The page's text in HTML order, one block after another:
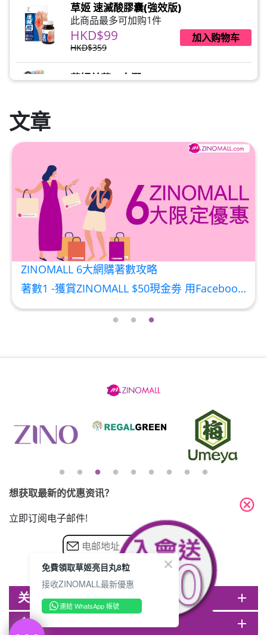
草姬 速滅酸膠囊(強效版)
此商品最多可加购1件
HKD$99
HKD$359
加入购物车
草姬益菌の白潤
HKD$369
男補精力丸5:1 (到期日2028年1月)
此商品最多可加购1件
HKD$169
HKD$449
理膚泉 無香大哥大防曬 50ml (2027年4
月)
HKD$88
此商品最多可加购1件
HKD$85
文章
ZINOMALL 6大網購著數攻略
著數1 -獲賞ZINOMALL $50現金劵 用Facebook或Email 成功登記做ZINOMALL網購會員，$50現金劵會自動加入閣下ZINOMALL的賬戶，單次購物滿$350，網上付款時即可使用$50優惠劵，只可使用一次。 著數2- 新會員購物滿$680(折實)即減$80, 再送豐富迎新禮物 【迎新禮物優惠劵】會自動加入閣下ZINOMALL的賬戶，新會員單次購物滿$680(折實)，網上付款時使用優惠劵，即減$80及送神秘迎新禮物。 著數3- 新會員購物滿$1088(折實)即減$150, 再送
想获取最新的优惠资讯？
立即订阅电子邮件!
关于ZINOMALL add
会员 add
cancel
免費領取草姬亮目丸8粒
接收ZINOMALL最新優惠
連結 WhatsApp 帳號